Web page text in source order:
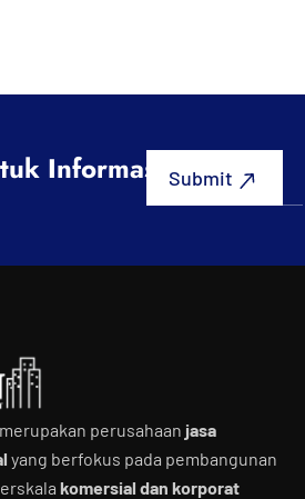
Informasi Terbaru
perusahaan jasa
yang berfokus pada pembangunan
komersial dan korporat